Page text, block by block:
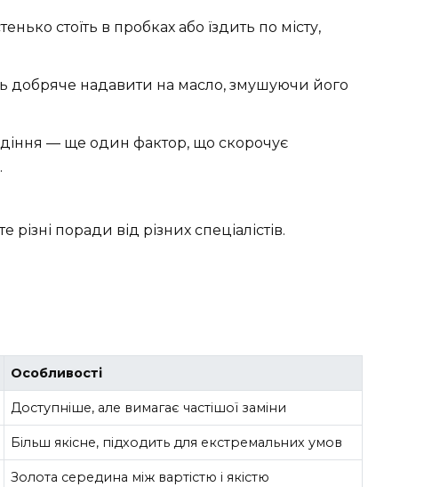
стоїть в пробках або їздить по місту,
добряче надавити на масло, змушуючи його
— ще один фактор, що скорочує
поради від різних спеціалістів.
Особливості
Доступніше, але вимагає частішої заміни
Більш якісне, підходить для екстремальних умов
Золота середина між вартістю і якістю